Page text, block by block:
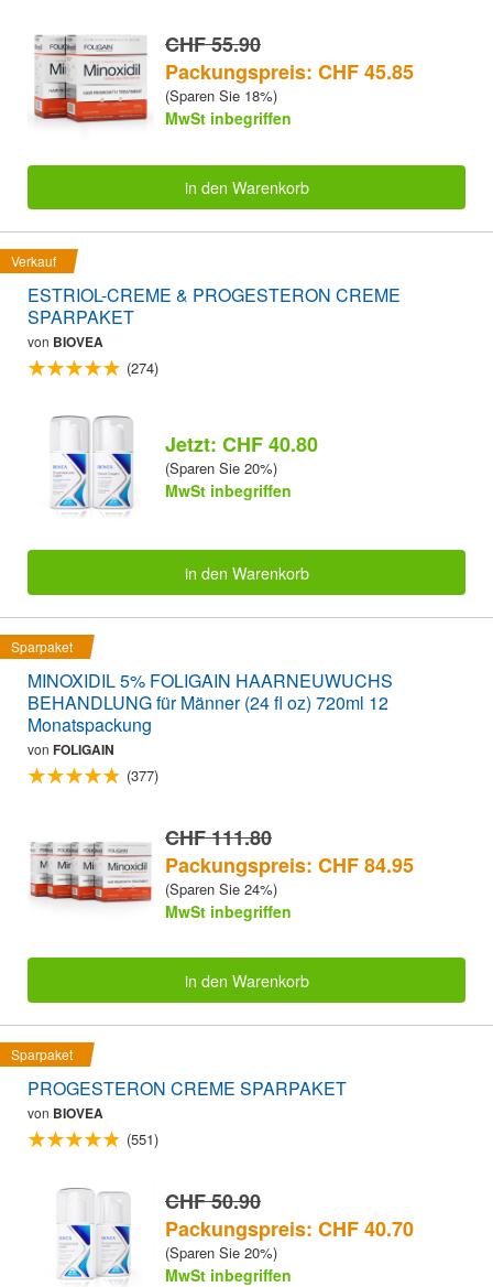
CHF 55.90
Packungspreis: CHF 45.85
(Sparen Sie 18%)
MwSt inbegriffen
in den Warenkorb
Verkauf
ESTRIOL-CREME & PROGESTERON CREME
SPARPAKET
von BIOVEA
(274)
Jetzt: CHF 40.80
(Sparen Sie 20%)
MwSt inbegriffen
in den Warenkorb
Sparpaket
MINOXIDIL 5% FOLIGAIN HAARNEUWUCHS
BEHANDLUNG für Männer (24 fl oz) 720ml 12
Monatspackung
von FOLIGAIN
(377)
CHF 111.80
Packungspreis: CHF 84.95
(Sparen Sie 24%)
MwSt inbegriffen
in den Warenkorb
Sparpaket
PROGESTERON CREME SPARPAKET
von BIOVEA
(551)
CHF 50.90
Packungspreis: CHF 40.70
(Sparen Sie 20%)
MwSt inbegriffen